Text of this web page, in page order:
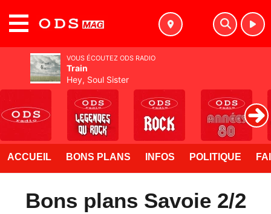
ACCUEIL BONS PLANS INFOS POLITIQUE
Bons plans Savoie 2/2
VOUS ÉCOUTEZ ODS RADIO
Train
Hey, Soul Sister